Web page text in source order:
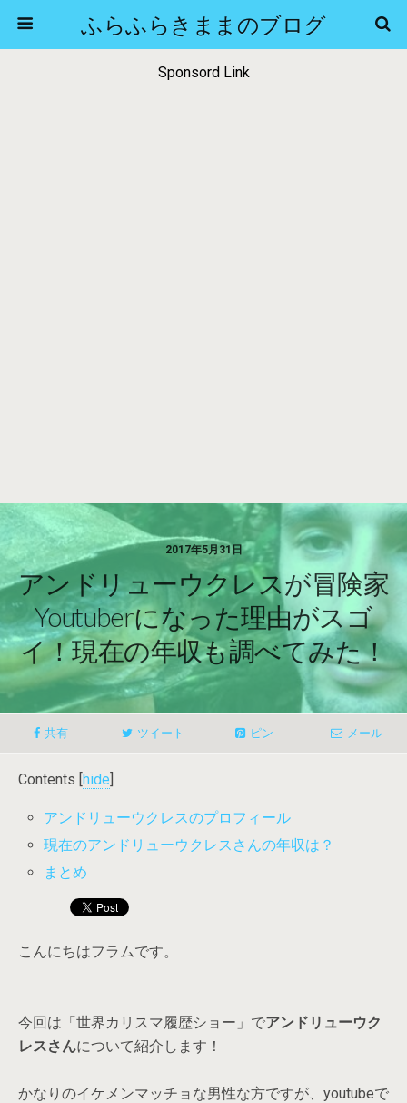
ふらふらきままのブログ
Sponsord Link
2017年5月31日
アンドリューウクレスが冒険家
Youtuberになった理由がスゴ
イ！現在の年収も調べてみた！
共有 ツイート ピン メール
Contents [hide]
アンドリューウクレスのプロフィール
現在のアンドリューウクレスさんの年収は？
まとめ
こんにちはフラムです。
今回は「世界カリスマ履歴ショー」でアンドリューウク
レスさんについて紹介します！
かなりのイケメンマッチョな男性な方ですが、youtubeで